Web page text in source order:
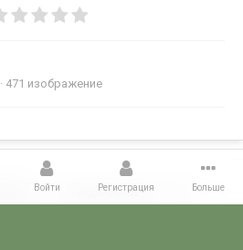
· 471 изображение
Подписчики 0
Войти Регистрация Больше